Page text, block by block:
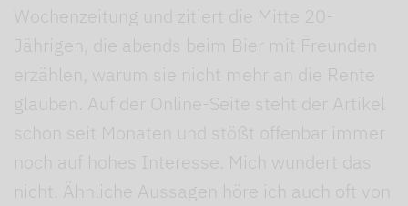
Wochenzeitung und zitiert die Mitte 20-
Jährigen, die abends beim Bier mit Freunden
erzählen, warum sie nicht mehr an die Rente
glauben. Auf der Online-Seite steht der Artikel
schon seit Monaten und stößt offenbar immer
noch auf hohes Interesse. Mich wundert das
nicht. Ähnliche Aussagen höre ich auch oft von